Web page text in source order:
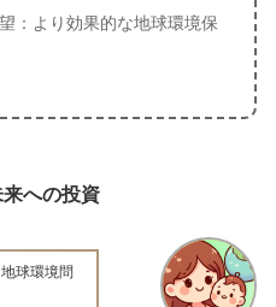
：より効果的な地球環境保
への投資
球環境問